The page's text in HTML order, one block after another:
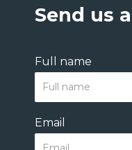
Send us
Full name
Email